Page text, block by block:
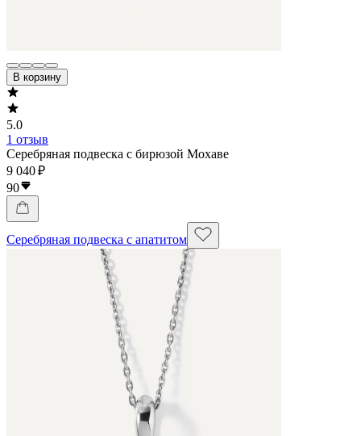
В корзину
5.0
1 отзыв
Серебряная подвеска с бирюзой Мохаве
9 040 ₽
90
Серебряная подвеска с апатитом